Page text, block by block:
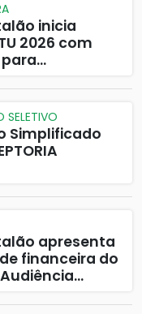
inicia
2026 com
para
Simplificado
apresenta
financeira do